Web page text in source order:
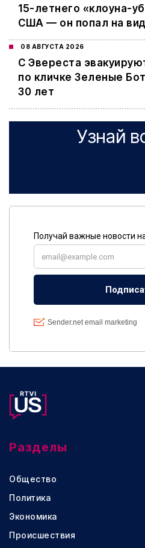
15-летнего «клоуна-
США — он попал на
08 АВГУСТА 2026
С Эвереста
по кличке Зеленые
30 лет
Узнай
Разделы
Общество
Политика
Экономика
Происшествия